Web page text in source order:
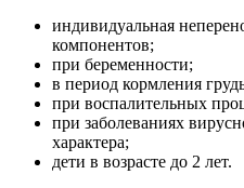
индивидуальная
компонентов;
при беременности;
в период кормления
при воспалительных
при заболеваниях
характера;
дети в возрасте до 2 лет.